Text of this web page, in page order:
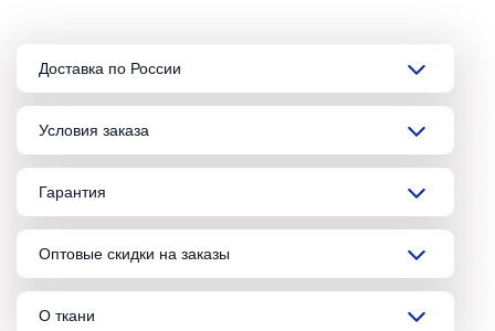
Доставка по России
Условия заказа
Гарантия
Оптовые скидки на заказы
О ткани